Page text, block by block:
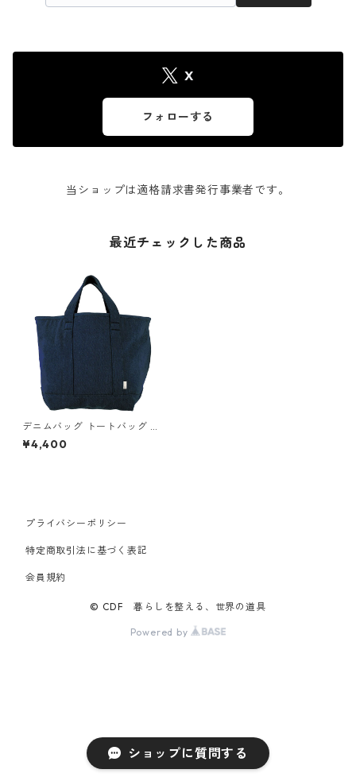
ショップに質問する
X
フォローする
当ショップは適格請求書発行事業者です。
最近チェックした商品
デニムバッグ トートバッグ R
OOTOTE ルートート ミディア
ム.デニム-A ダーク
¥4,400
プライバシーポリシー
特定商取引法に基づく表記
会員規約
© CDF 暮らしを整える、世界の道具
Powered by